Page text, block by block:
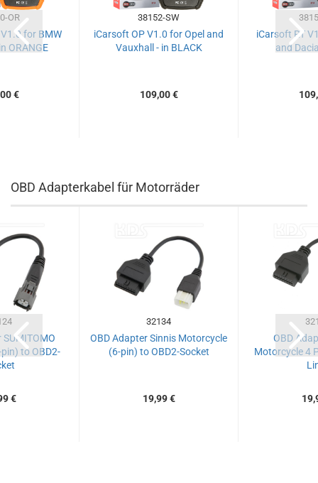
OR
for BMW
ORANGE
€
38152-SW
iCarsoft OP V1.0 for Opel and
Vauxhall - in BLACK
109,00 €
iCarsoft RT
and
OBD Adapterkabel für Motorräder
to OBD2-
€
32134
OBD Adapter Sinnis Motorcycle
(6-pin) to OBD2-Socket
19,99 €
OBD
Motorcycle 4